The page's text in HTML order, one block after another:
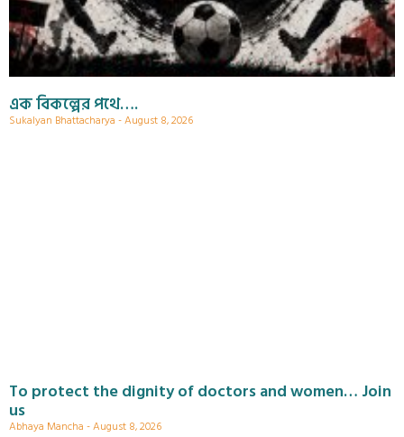
এক বিকল্পের পথে….
Sukalyan Bhattacharya August 8, 2026
To protect the dignity of doctors and women… Join
us
Abhaya Mancha August 8, 2026